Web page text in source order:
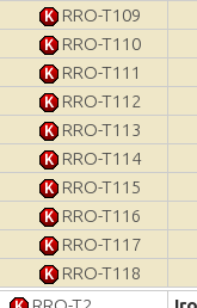
RRO-T109
RRO-T110
RRO-T111
RRO-T112
RRO-T113
RRO-T114
RRO-T115
RRO-T116
RRO-T117
RRO-T118